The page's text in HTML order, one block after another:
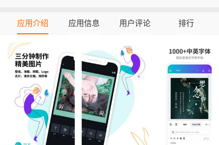
应用介绍 应用信息 用户评论 排行